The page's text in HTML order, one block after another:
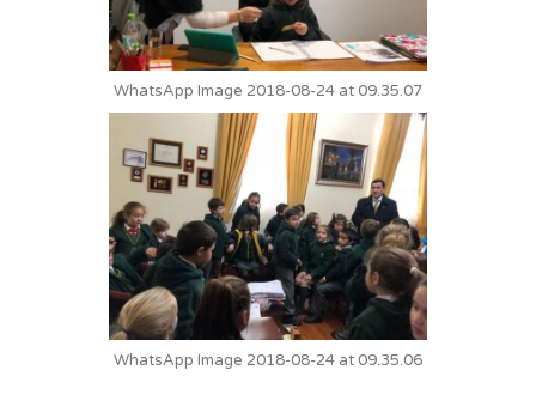
WhatsApp Image 2018-08-24 at 09.35.07
WhatsApp Image 2018-08-24 at 09.35.06